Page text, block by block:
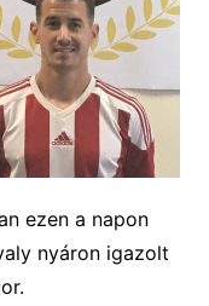
ezen a napon
nyáron igazolt